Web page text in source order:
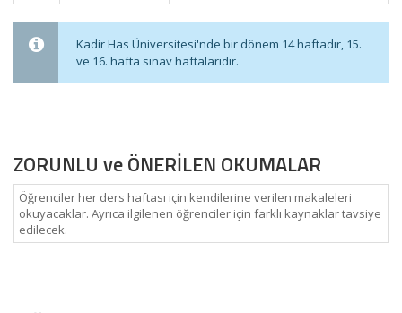
Kadir Has Üniversitesi'nde bir dönem 14 haftadır, 15.
ve 16. hafta sınav haftalarıdır.
ZORUNLU ve ÖNERİLEN OKUMALAR
Öğrenciler her ders haftası için kendilerine verilen makaleleri
okuyacaklar. Ayrıca ilgilenen öğrenciler için farklı kaynaklar tavsiye
edilecek.